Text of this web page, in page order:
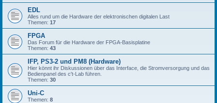
EDL
Alles rund um die Hardware der elektronischen digitalen Last
Themen: 17
FPGA
Das Forum für die Hardware der FPGA-Basisplatine
Themen: 43
IFP, PS3-2 und PM8 (Hardware)
Hier könnt ihr Diskussionen über das Interface, die Stromversorgung und das
Bedienpanel des c't-Lab führen.
Themen: 30
Uni-C
Themen: 8